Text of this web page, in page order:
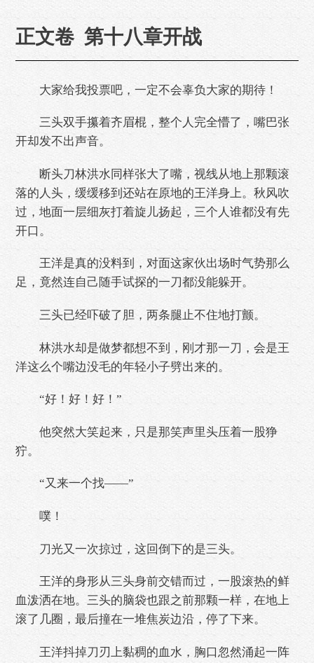
正文卷 第十八章开战
大家给我投票吧，一定不会辜负大家的期待！
三头双手攥着齐眉棍，整个人完全懵了，嘴巴张
开却发不出声音。
断头刀林洪水同样张大了嘴，视线从地上那颗滚
落的人头，缓缓移到还站在原地的王洋身上。秋风吹
过，地面一层细灰打着旋儿扬起，三个人谁都没有先
开口。
王洋是真的没料到，对面这家伙出场时气势那么
足，竟然连自己随手试探的一刀都没能躲开。
三头已经吓破了胆，两条腿止不住地打颤。
林洪水却是做梦都想不到，刚才那一刀，会是王
洋这么个嘴边没毛的年轻小子劈出来的。
“好！好！好！”
他突然大笑起来，只是那笑声里头压着一股狰
狞。
“又来一个找——”
噗！
刀光又一次掠过，这回倒下的是三头。
王洋的身形从三头身前交错而过，一股滚热的鲜
血泼洒在地。三头的脑袋也跟之前那颗一样，在地上
滚了几圈，最后撞在一堆焦炭边沿，停了下来。
王洋抖掉刀刃上黏稠的血水，胸口忽然涌起一阵